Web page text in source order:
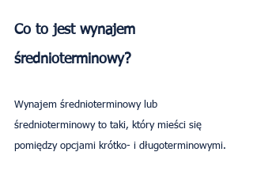
Co to jest wynajem
średnioterminowy?
Wynajem średnioterminowy lub
średnioterminowy to taki, który mieści się
pomiędzy opcjami krótko- i długoterminowymi.